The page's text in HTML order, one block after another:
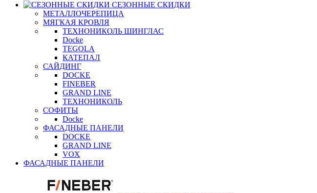
СЕЗОННЫЕ СКИДКИ
МЕТАЛЛОЧЕРЕПИЦА
МЯГКАЯ КРОВЛЯ
ТЕХНОНИКОЛЬ ШИНГЛАС
Docke
TEGOLA
КАТЕПАЛ
САЙДИНГ
DOCKE
FINEBER
GRAND LINE
ТЕХНОНИКОЛЬ
СОФИТЫ
Docke
ФАСАДНЫЕ ПАНЕЛИ
DOCKE
GRAND LINE
VOX
ФАСАДНЫЕ ПАНЕЛИ